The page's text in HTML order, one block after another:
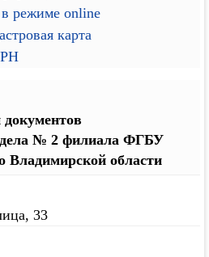
режиме online
карта
№ 2 филиала ФГБУ
области
33